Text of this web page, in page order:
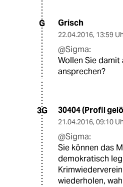
G Grisch
22.04.2016, 13:59
@Sigma:
Wollen Sie damit
ansprechen?
3G 30404 (Profil
21.04.2016, 09:10
@Sigma:
Sie können das
demokratisch
wiederholen,